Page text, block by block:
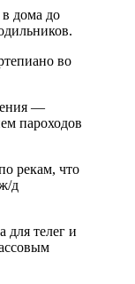
в дома до
во
—
пароходов
рекам, что
д
для телег и